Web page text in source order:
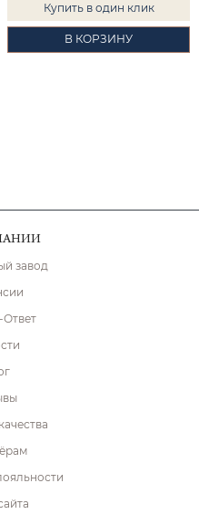
Купить в один клик
В КОРЗИНУ
завод